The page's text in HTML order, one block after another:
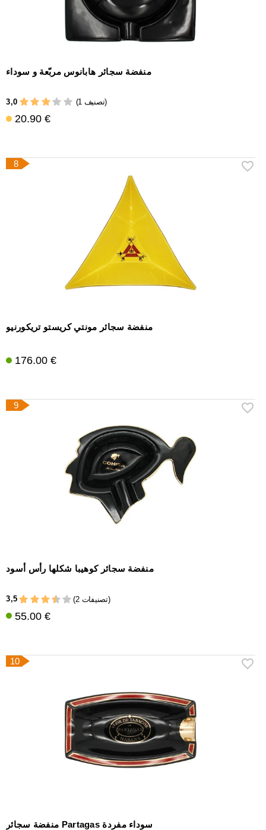
منفضة سجائر هابانوس مربّعة و سوداء
3,0 (1 تصنيف)
20.90 €
8
منفضة سجائر مونتي كريستو تريكورنيو
176.00 €
9
منفضة سجائر كوهيبا شكلها رأس أسود
3,5 (2 تصنيفات)
55.00 €
10
منفضة سجائر Partagas سوداء مفردة